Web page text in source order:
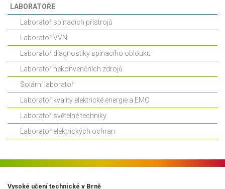
LABORATOŘE
Laboratoř spínacích přístrojů
Laboratoř VVN
Laboratoř diagnostiky spínacího oblouku
Laboratoř nekonvenčních zdrojů
Solární laboratoř
Laboratoř kvality elektrické energie a EMC
Laboratoř světelné techniky
Laboratoř elektrických ochran
Vysoké učení technické v Brně